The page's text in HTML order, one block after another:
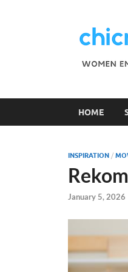
HOME
INSPIRATION /
January 5, 2026